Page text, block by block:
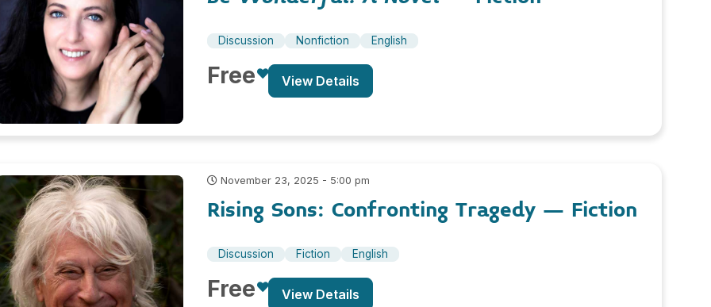
Discussion Nonfiction English
Free View Details
November 23, 2025 - 5:00 pm
Rising Sons: Confronting Tragedy – Fiction
Discussion Fiction English
Free View Details